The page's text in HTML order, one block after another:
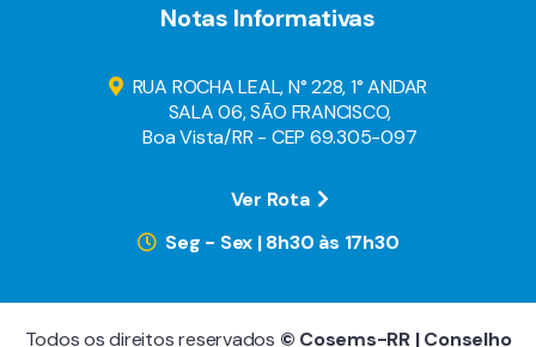
Notas Informativas
RUA ROCHA LEAL, N° 228, 1° ANDAR
SALA 06, SÃO FRANCISCO,
Boa Vista/RR - CEP 69.305-097
Ver Rota
Seg - Sex | 8h30 às 17h30
Todos os direitos reservados © Cosems-RR | Conselho